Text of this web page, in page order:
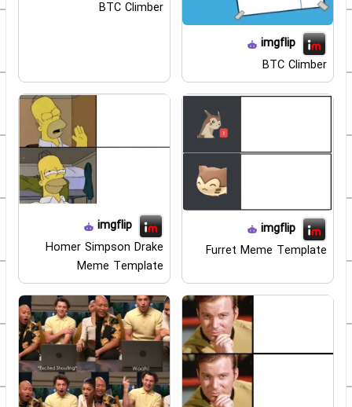
imgflip
BTC Climber
BTC Climber
imgflip
Furret Meme Template
imgflip
Homer Simpson Drake
Meme Template